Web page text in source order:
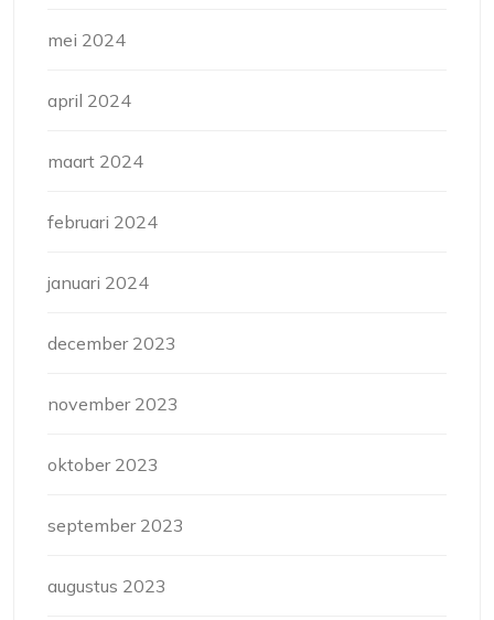
mei 2024
april 2024
maart 2024
februari 2024
januari 2024
december 2023
november 2023
oktober 2023
september 2023
augustus 2023